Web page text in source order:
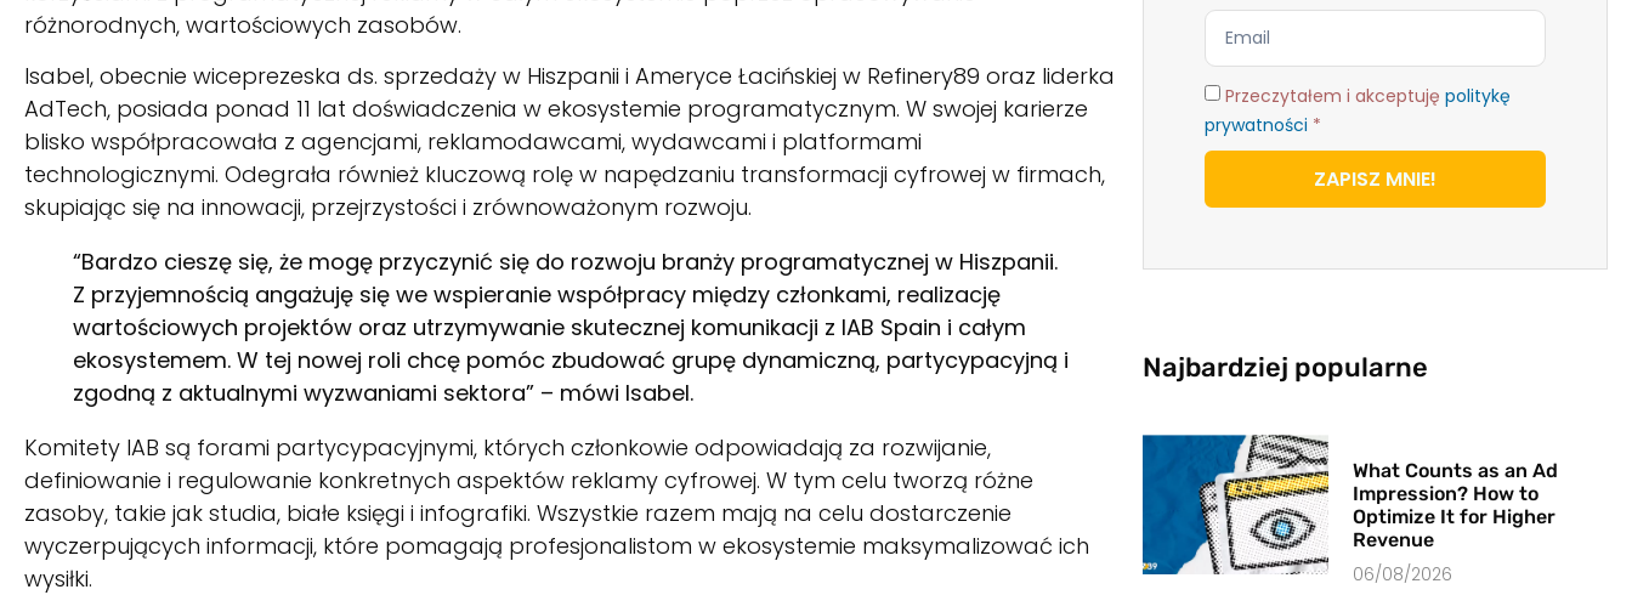
różnorodnych, wartościowych zasobów.
Isabel, obecnie wiceprezeska ds. sprzedaży w Hiszpanii i Ameryce Łacińskiej w Refinery89 oraz liderka
AdTech, posiada ponad 11 lat doświadczenia w ekosystemie programatycznym. W swojej karierze
blisko współpracowała z agencjami, reklamodawcami, wydawcami i platformami
technologicznymi. Odegrała również kluczową rolę w napędzaniu transformacji cyfrowej w firmach,
skupiając się na innowacji, przejrzystości i zrównoważonym rozwoju.
“Bardzo cieszę się, że mogę przyczynić się do rozwoju branży programatycznej w Hiszpanii.
Z przyjemnością angażuję się we wspieranie współpracy między członkami, realizację
wartościowych projektów oraz utrzymywanie skutecznej komunikacji z IAB Spain i całym
ekosystemem. W tej nowej roli chcę pomóc zbudować grupę dynamiczną, partycypacyjną i
zgodną z aktualnymi wyzwaniami sektora” – mówi Isabel.
Komitety IAB są forami partycypacyjnymi, których członkowie odpowiadają za rozwijanie,
definiowanie i regulowanie konkretnych aspektów reklamy cyfrowej. W tym celu tworzą różne
zasoby, takie jak studia, białe księgi i infografiki. Wszystkie razem mają na celu dostarczenie
wyczerpujących informacji, które pomagają profesjonalistom w ekosystemie maksymalizować ich
wysiłki.
Przeczytałem i akceptuję politykę
prywatności *
ZAPISZ MNIE!
Najbardziej popularne
What Counts as an Ad
Impression? How to
Optimize It for Higher
Revenue
06/08/2026